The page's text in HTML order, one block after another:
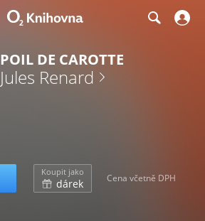
POIL DE CAROTTE
Jules Renard
Koupit jako
dárek Cena včetně DPH